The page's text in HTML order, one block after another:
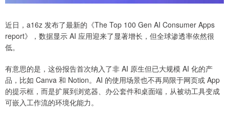
近日，a16z 发布了最新的《The Top 100 Gen AI Consumer Apps
report》，数据显示 AI 应用迎来了显著增长，但全球渗透率依然很
低。
有意思的是，这份报告首次纳入了非 AI 原生但已大规模 AI 化的产
品，比如 Canva 和 Notion。AI 的使用场景也不再局限于网页或 App
的提示框，而是扩展到浏览器、办公套件和桌面端，从被动工具变成
可嵌入工作流的环境化能力。